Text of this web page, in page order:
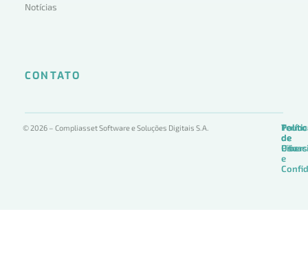
Notícias
CONTATO
© 2026 – Compliasset Software e Soluções Digitais S.A.
de
Uso
de
de
e